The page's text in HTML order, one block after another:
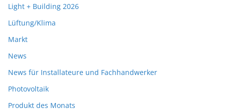
Light + Building 2026
Lüftung/Klima
Markt
News
News für Installateure und Fachhandwerker
Photovoltaik
Produkt des Monats